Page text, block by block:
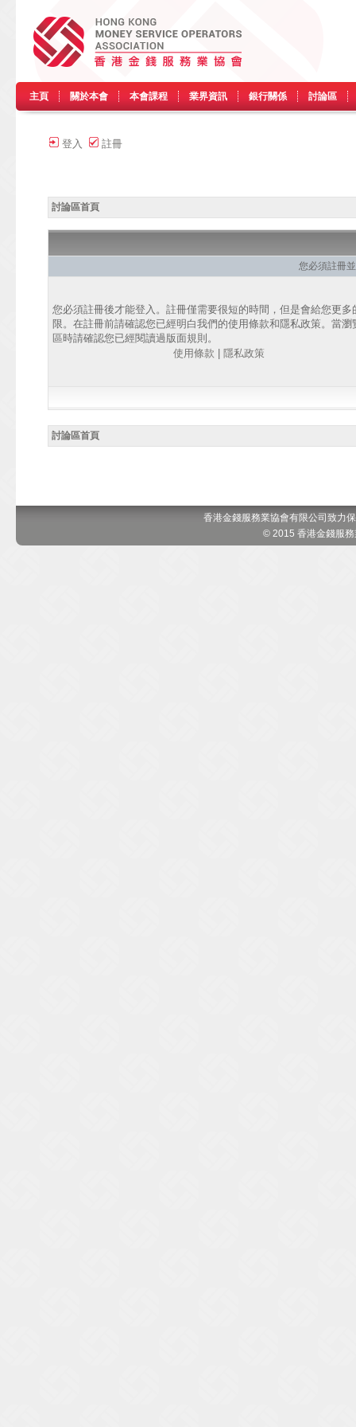
主頁 關於本會 本會課程 業界資訊 銀行關係 討論區
登入 註冊
討論區首頁
您必須註冊
您必須註冊後才能登入。註冊僅需要很短的時間，但是會給您更多
限。在註冊前請確認您已經明白我們的使用條款和隱私政策。當瀏
區時請確認您已經閱讀過版面規則。
使用條款
隱私政策
討論區首頁
香港金錢服務業協會有限公司致力
© 2015 香港金錢服